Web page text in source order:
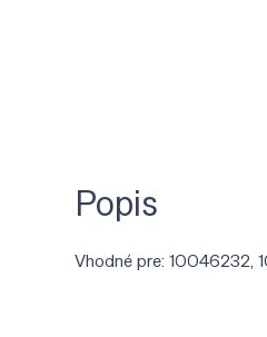
Popis
Vhodné pre: